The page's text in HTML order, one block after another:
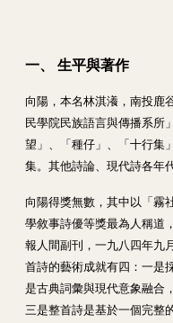
一、 生平與著作
向陽，本名林淇瀁，南投鹿
民學院民族語言與傳播系所
望」、「種仔」、「十行集
集。其他詩論、現代詩各年
向陽得獎無數，其中以「霧
學敘事詩優等獎最為人稱道
報人間副刊，一九八四年九
首詩的藝術成就有四：一是
是古典詞彙與現代意象融合
三是整首詩是基於一個完整